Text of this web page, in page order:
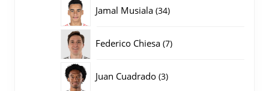
Jamal Musiala 3434
Federico Chiesa 77
Juan Cuadrado 33